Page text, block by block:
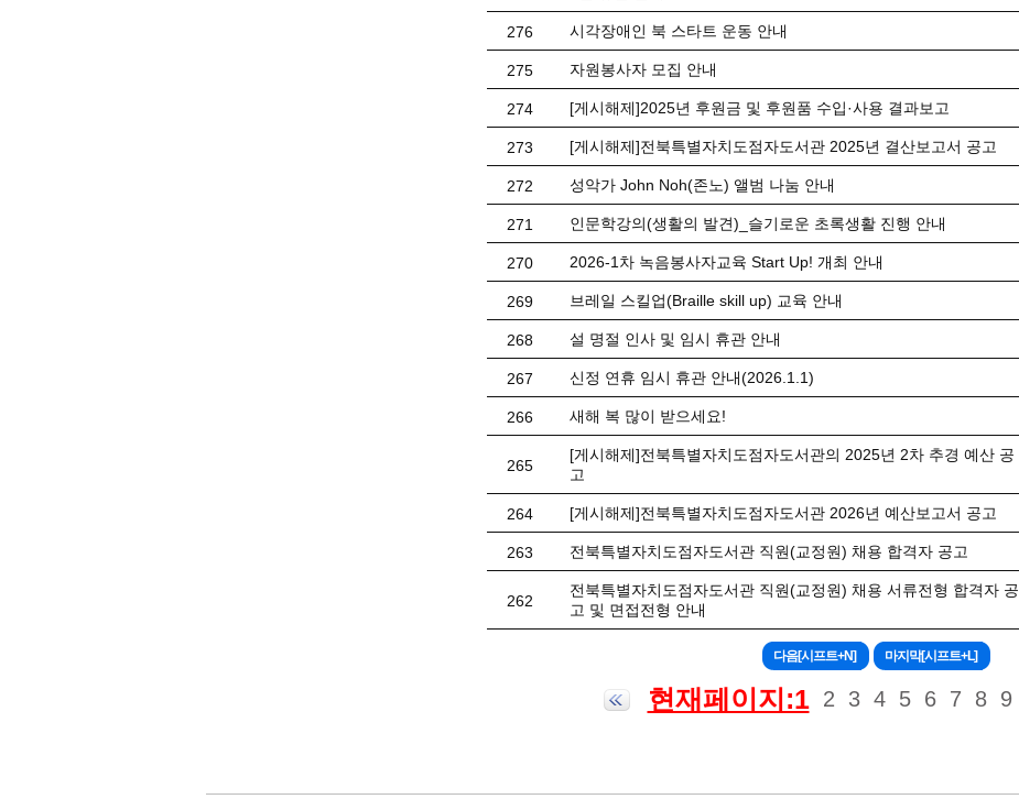
276 시각장애인 북 스타트 운동 안내
275 자원봉사자 모집 안내
274 [게시해제]2025년 후원금 및 후원품 수입·사용 결과보고
273 [게시해제]전북특별자치도점자도서관 2025년 결산보고서 공고
272 성악가 John Noh(존노) 앨범 나눔 안내
271 인문학강의(생활의 발견)_슬기로운 초록생활 진행 안내
270 2026-1차 녹음봉사자교육 Start Up! 개최 안내
269 브레일 스킬업(Braille skill up) 교육 안내
268 설 명절 인사 및 임시 휴관 안내
267 신정 연휴 임시 휴관 안내(2026.1.1)
266 새해 복 많이 받으세요!
265
[게시해제]전북특별자치도점자도서관의 2025년 2차 추경 예산 공
고
264 [게시해제]전북특별자치도점자도서관 2026년 예산보고서 공고
263 전북특별자치도점자도서관 직원(교정원) 채용 합격자 공고
262
전북특별자치도점자도서관 직원(교정원) 채용 서류전형 합격자 공
고 및 면접전형 안내
현재페이지:1 2 3 4 5 6 7 8 9